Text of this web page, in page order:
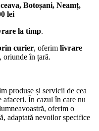
Botoșani, Neamț,
lei
la timp.
curier, oferim livrare
, oriunde în țară.
produse și servicii de cea
afaceri. În cazul în care nu
oferim o
adaptată nevoilor specifice